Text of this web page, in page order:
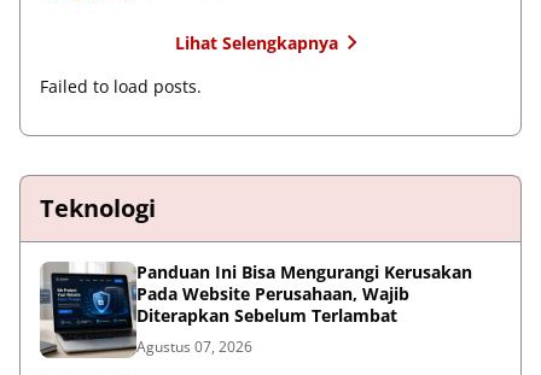
Lihat Selengkapnya
Failed to load posts.
Teknologi
Panduan Ini Bisa Mengurangi Kerusakan
Pada Website Perusahaan, Wajib
Diterapkan Sebelum Terlambat
Agustus 07, 2026